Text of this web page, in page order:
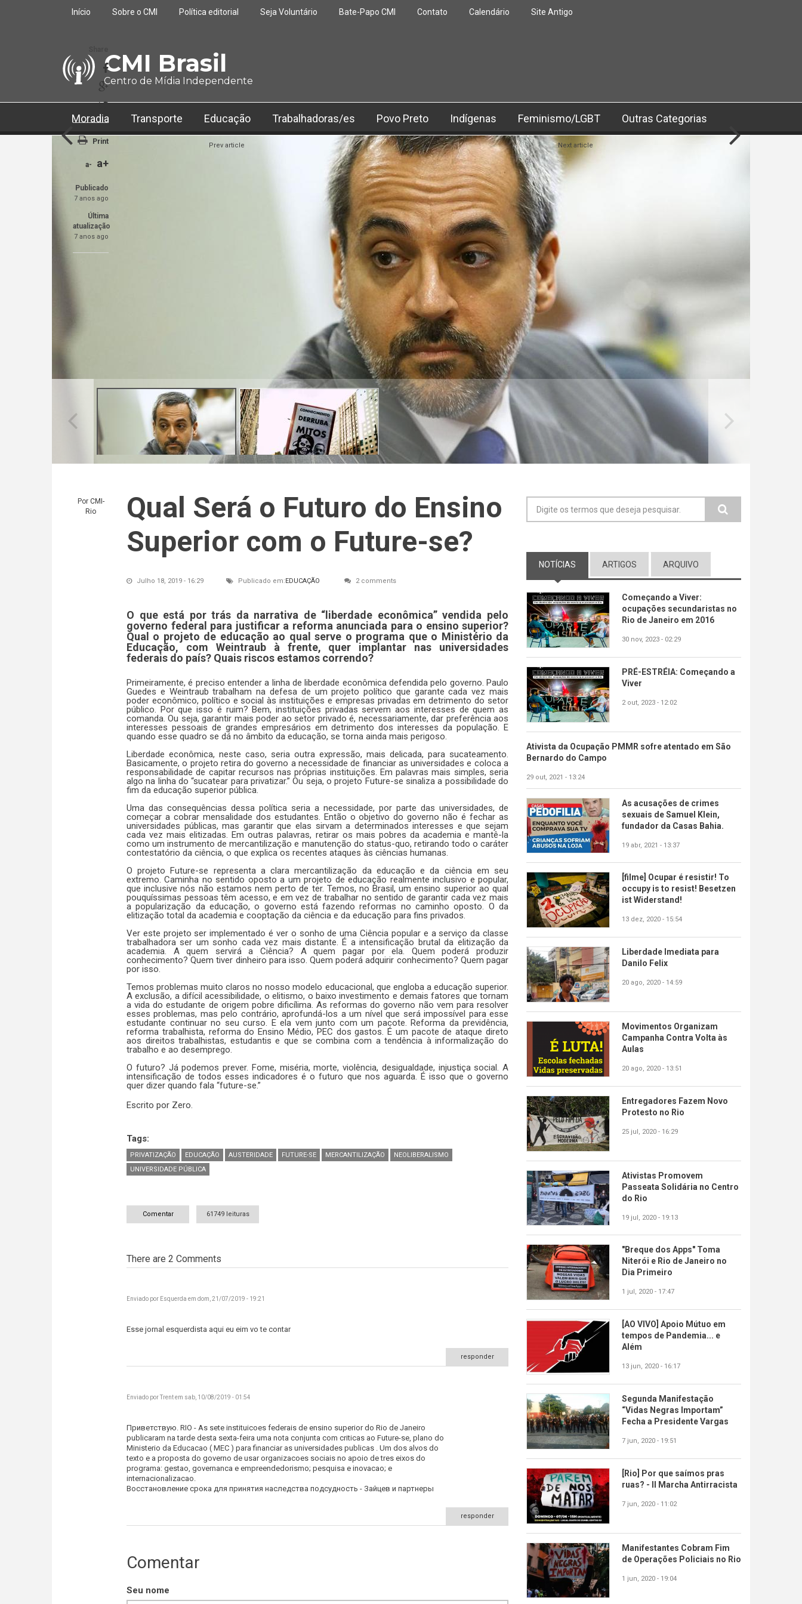
Pular para o conteúdo principal
Início Sobre o CMI Política editorial Seja Voluntário Bate-Papo CMI Contato Calendário Site Antigo
CMI Brasil
Centro de Mídia Independente
Moradia Transporte Educação Trabalhadoras/es Povo Preto Indígenas Feminismo/LGBT Outras Categorias
Prev article Next article
Por CMI-
Rio
Print
a- a+
Publicado
7 anos ago
Última
atualização
7 anos ago
Qual Será o Futuro do Ensino
Superior com o Future-se?
Julho 18, 2019 - 16:29 Publicado em:EDUCAÇÃO 2 comments
O que está por trás da narrativa de “liberdade econômica” vendida pelo
governo federal para justificar a reforma anunciada para o ensino superior?
Qual o projeto de educação ao qual serve o programa que o Ministério da
Educação, com Weintraub à frente, quer implantar nas universidades
federais do país? Quais riscos estamos correndo?
Primeiramente, é preciso entender a linha de liberdade econômica defendida pelo governo. Paulo
Guedes e Weintraub trabalham na defesa de um projeto político que garante cada vez mais
poder econômico, político e social às instituições e empresas privadas em detrimento do setor
público. Por que isso é ruim? Bem, instituições privadas servem aos interesses de quem as
comanda. Ou seja, garantir mais poder ao setor privado é, necessariamente, dar preferência aos
interesses pessoais de grandes empresários em detrimento dos interesses da população. E
quando esse quadro se dá no âmbito da educação, se torna ainda mais perigoso.
Liberdade econômica, neste caso, seria outra expressão, mais delicada, para sucateamento.
Basicamente, o projeto retira do governo a necessidade de financiar as universidades e coloca a
responsabilidade de capitar recursos nas próprias instituições. Em palavras mais simples, seria
algo na linha do “sucatear para privatizar.” Ou seja, o projeto Future-se sinaliza a possibilidade do
fim da educação superior pública.
Uma das consequências dessa política seria a necessidade, por parte das universidades, de
começar a cobrar mensalidade dos estudantes. Então o objetivo do governo não é fechar as
universidades públicas, mas garantir que elas sirvam a determinados interesses e que sejam
cada vez mais elitizadas. Em outras palavras, retirar os mais pobres da academia e mantê-la
como um instrumento de mercantilização e manutenção do status-quo, retirando todo o caráter
contestatório da ciência, o que explica os recentes ataques às ciências humanas.
O projeto Future-se representa a clara mercantilização da educação e da ciência em seu
extremo. Caminha no sentido oposto a um projeto de educação realmente inclusivo e popular,
que inclusive nós não estamos nem perto de ter. Temos, no Brasil, um ensino superior ao qual
pouquíssimas pessoas têm acesso, e em vez de trabalhar no sentido de garantir cada vez mais
a popularização da educação, o governo está fazendo reformas no caminho oposto. O da
elitização total da academia e cooptação da ciência e da educação para fins privados.
Ver este projeto ser implementado é ver o sonho de uma Ciência popular e a serviço da classe
trabalhadora ser um sonho cada vez mais distante. É a intensificação brutal da elitização da
academia. A quem servirá a Ciência? A quem pagar por ela. Quem poderá produzir
conhecimento? Quem tiver dinheiro para isso. Quem poderá adquirir conhecimento? Quem pagar
por isso.
Temos problemas muito claros no nosso modelo educacional, que engloba a educação superior.
A exclusão, a difícil acessibilidade, o elitismo, o baixo investimento e demais fatores que tornam
a vida do estudante de origem pobre dificílima. As reformas do governo não vem para resolver
esses problemas, mas pelo contrário, aprofundá-los a um nível que será impossível para esse
estudante continuar no seu curso. E ela vem junto com um pacote. Reforma da previdência,
reforma trabalhista, reforma do Ensino Médio, PEC dos gastos. É um pacote de ataque direto
aos direitos trabalhistas, estudantis e que se combina com a tendência à informalização do
trabalho e ao desemprego.
O futuro? Já podemos prever. Fome, miséria, morte, violência, desigualdade, injustiça social. A
intensificação de todos esses indicadores é o futuro que nos aguarda. É isso que o governo
quer dizer quando fala “future-se.”
Escrito por Zero.
Tags:
PRIVATIZAÇÃO EDUCAÇÃO AUSTERIDADE FUTURE-SE MERCANTILIZAÇÃO
NEOLIBERALISMO
UNIVERSIDADE PÚBLICA
Comentar 61749 leituras
There are 2 Comments
Enviado por Esquerda em dom, 21/07/2019 - 19:21
Esse jornal esquerdista aqui eu eim vo te contar
responder
Enviado porTrentem sab, 10/08/2019 - 01:54
Приветствую. RIO - As sete
Приветствую. RIO - As sete instituicoes federais de ensino superior do Rio de Janeiro
publicaram na tarde desta sexta-feira uma nota conjunta com criticas ao Future-se, plano do
Ministerio da Educacao ( MEC ) para financiar as universidades publicas . Um dos alvos do
texto e a proposta do governo de usar organizacoes sociais no apoio de tres eixos do
programa: gestao, governanca e empreendedorismo; pesquisa e inovacao; e
internacionalizacao.
Восстановление срока для принятия наследства подсудность - Зайцев и партнеры
responder
Comentar
Seu nome
Formulário de busca
NOTÍCIAS (ABA ATIVA)
ARTIGOS ARQUIVO
Começando a Viver:
ocupações secundaristas no
Rio de Janeiro em 2016
30 nov, 2023 - 02:29
PRÉ-ESTRÉIA: Começando a
Viver
2 out, 2023 - 12:02
Ativista da Ocupação PMMR sofre atentado em São
Bernardo do Campo
29 out, 2021 - 13:24
As acusações de crimes
sexuais de Samuel Klein,
fundador da Casas Bahia.
19 abr, 2021 - 13:37
[filme] Ocupar é resistir! To
occupy is to resist! Besetzen
ist Widerstand!
13 dez, 2020 - 15:54
Liberdade Imediata para
Danilo Felix
20 ago, 2020 - 14:59
Movimentos Organizam
Campanha Contra Volta às
Aulas
20 ago, 2020 - 13:51
Entregadores Fazem Novo
Protesto no Rio
25 jul, 2020 - 16:29
Ativistas Promovem
Passeata Solidária no Centro
do Rio
19 jul, 2020 - 19:13
"Breque dos Apps" Toma
Niterói e Rio de Janeiro no
Dia Primeiro
1 jul, 2020 - 17:47
[AO VIVO] Apoio Mútuo em
tempos de Pandemia... e
Além
13 jun, 2020 - 16:17
Segunda Manifestação
“Vidas Negras Importam”
Fecha a Presidente Vargas
7 jun, 2020 - 19:51
[Rio] Por que saímos pras
ruas? - II Marcha Antirracista
7 jun, 2020 - 11:02
Manifestantes Cobram Fim
de Operações Policiais no Rio
1 jun, 2020 - 19:04